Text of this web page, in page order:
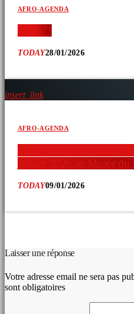
AFRO-AGENDA
‘ » » ̂ !
TODAY28/01/2026
insert_link
AFRO-AGENDA
janvier 2026 au Musée
TODAY09/01/2026
Laisser une réponse
Votre adresse email ne sera pas
sont obligatoires